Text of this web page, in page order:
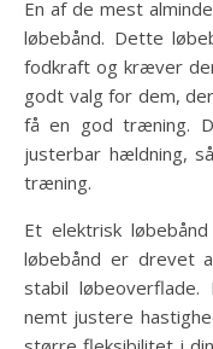
En af de mest
løbebånd. Dette
fodkraft og kræver
godt valg for dem,
få en god træning.
justerbar hældning,
træning.
Et elektrisk
løbebånd er drevet
stabil
nemt justere